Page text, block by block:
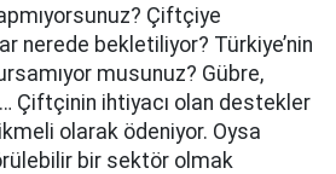
Çiftçiye
nerede bekletiliyor? Türkiye’nin
musunuz? Gübre,
Çiftçinin ihtiyacı olan destekler
olarak ödeniyor. Oysa
bir sektör olmak